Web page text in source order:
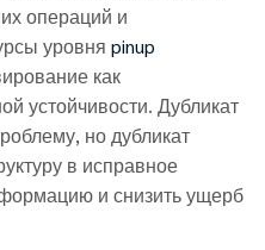
операций и
уровня pinup
как
устойчивости. Дубликат
но дубликат
в исправное
и снизить ущерб